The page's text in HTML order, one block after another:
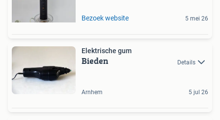
Bezoek website 5 mei 26
Elektrische gum
Bieden Details
Arnhem 5 jul 26